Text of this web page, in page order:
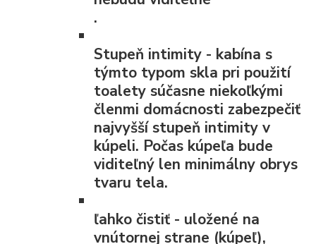
.
Stupeň intimity - kabína s
týmto typom skla pri použití
toalety súčasne niekoľkými
členmi domácnosti zabezpečiť
najvyšší stupeň intimity v
kúpeli. Počas kúpeľa bude
viditeľný len minimálny obrys
tvaru tela.
ľahko čistiť - uložené na
vnútornej strane (kúpeľ),